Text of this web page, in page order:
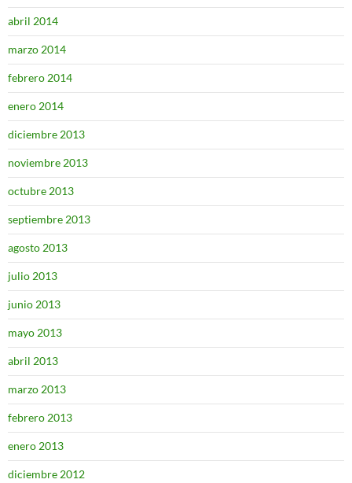
abril 2014
marzo 2014
febrero 2014
enero 2014
diciembre 2013
noviembre 2013
octubre 2013
septiembre 2013
agosto 2013
julio 2013
junio 2013
mayo 2013
abril 2013
marzo 2013
febrero 2013
enero 2013
diciembre 2012